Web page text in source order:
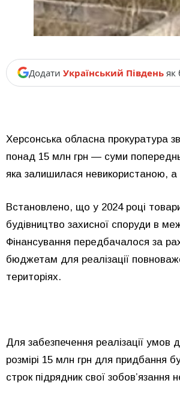
Додати Український Південь як
Херсонська обласна прокуратура
понад 15 млн грн — суми
яка залишилася невикористаною,
Встановлено, що у 2024 році
будівництво захисної споруди в
Фінансування передбачалося за
бюджетам для реалізації
територіях.
Для забезпечення реалізації умов
розмірі 15 млн грн для придбання
строк підрядник свої зобов’язання